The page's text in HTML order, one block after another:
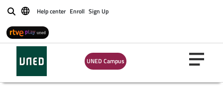
BuscarHelp center Enroll Sign Up
UNED Campus
NOCIONES BÁSICAS
Y PRINCIPIOS